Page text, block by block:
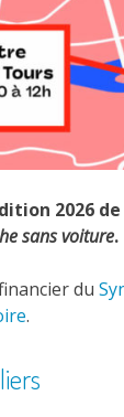
2026
sans voiture.
du
.